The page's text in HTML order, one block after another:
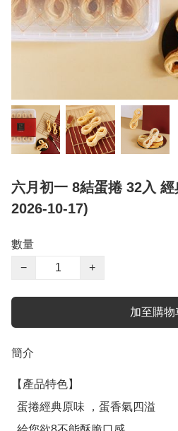
六月初一 8結蛋捲 32入
2026-10-17)
數量
−
+
加至購物
簡介
【產品特色】